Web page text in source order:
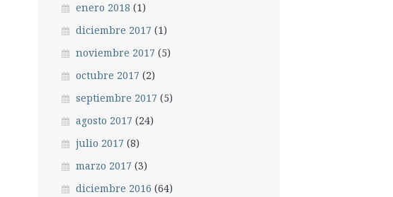
enero 2018 (1)
diciembre 2017 (1)
noviembre 2017 (5)
octubre 2017 (2)
septiembre 2017 (5)
agosto 2017 (24)
julio 2017 (8)
marzo 2017 (3)
diciembre 2016 (64)